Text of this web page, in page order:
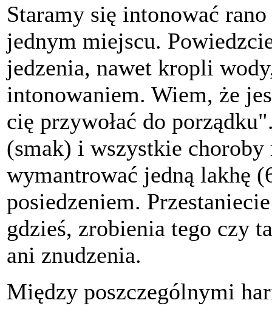
Staramy się intonować
jednym miejscu.
jedzenia, nawet kropli
intonowaniem. Wiem, że
cię przywołać do
(smak) i wszystkie
wymantrować jedną lakhę
posiedzeniem.
gdzieś, zrobienia tego czy
ani znudzenia.
Między poszczególnymi